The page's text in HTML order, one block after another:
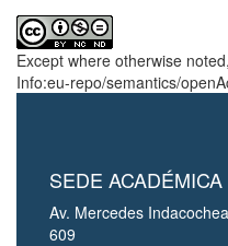
Except where otherwise
Info:eu-repo/semantics/
SEDE ACADÉMICA
Av. Mercedes
609